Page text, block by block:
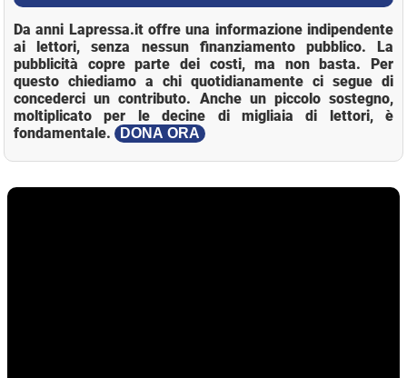
Da anni Lapressa.it offre una informazione indipendente
ai lettori, senza nessun finanziamento pubblico. La
pubblicità copre parte dei costi, ma non basta. Per
questo chiediamo a chi quotidianamente ci segue di
concederci un contributo. Anche un piccolo sostegno,
moltiplicato per le decine di migliaia di lettori, è
fondamentale.
DONA ORA